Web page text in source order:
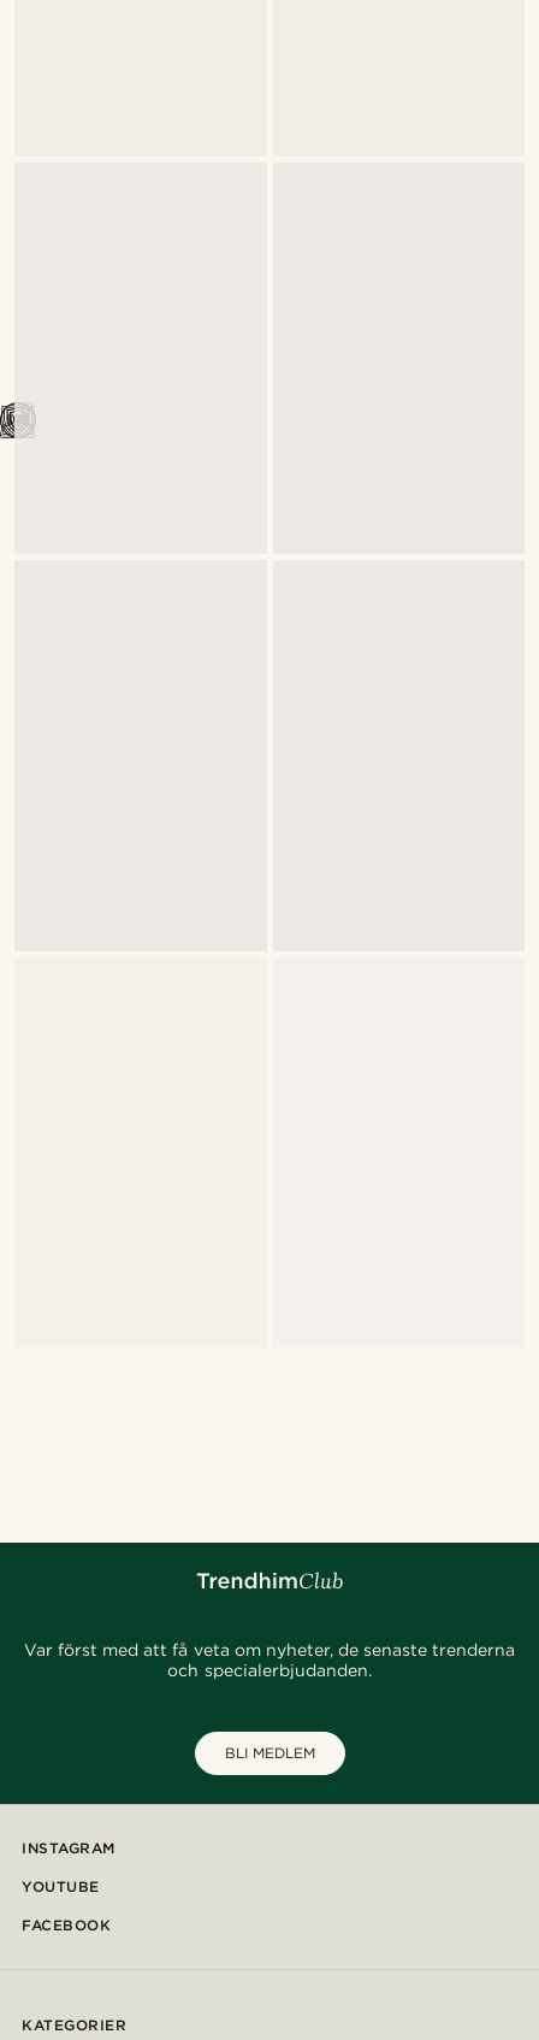
Var först med att få veta om nyheter, de senaste trenderna
och specialerbjudanden.
BLI MEDLEM
INSTAGRAM
YOUTUBE
FACEBOOK
KATEGORIER